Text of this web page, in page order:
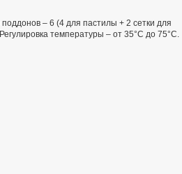
– 6 (4 для пастилы + 2 сетки для
температуры – от 35°С до 75°С.